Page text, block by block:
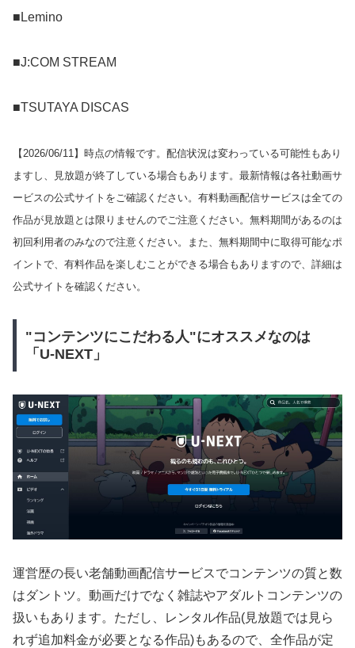
■Lemino
■J:COM STREAM
■TSUTAYA DISCAS
【2026/06/11 】時点の情報です。配信状況は変わっている可能性もあり
ますし、見放題が終了している場合もあります。最新情報は各社動画サ
ービスの公式サイトをご確認ください。有料動画配信サービスは全ての
作品が見放題とは限りませんのでご注意ください。無料期間があるのは
初回利用者のみなので注意ください。また、無料期間中に取得可能なポ
イントで、有料作品を楽しむことができる場合もありますので、詳細は
公式サイトを確認ください。
"コンテンツにこだわる人"にオススメなのは
「U-NEXT」
運営歴の長い老舗動画配信サービスでコンテンツの質と数
はダントツ。動画だけでなく雑誌やアダルトコンテンツの
扱いもあります。ただし、レンタル作品(見放題では見ら
れず追加料金が必要となる作品)もあるので、全作品が定